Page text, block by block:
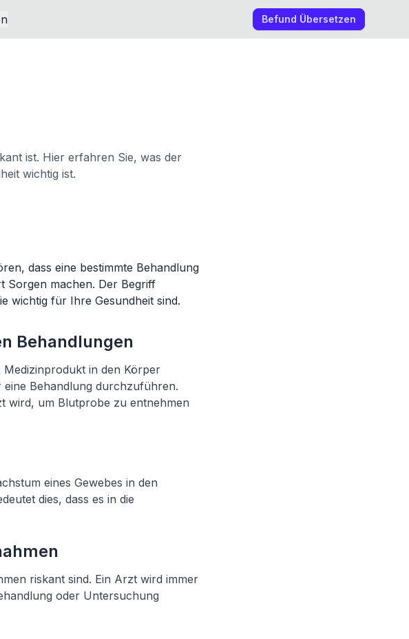
Befund Übersetzen
ist. Hier erfahren Sie, was der
wichtig ist.
dass eine bestimmte Behandlung
Sorgen machen. Der Begriff
wichtig für Ihre Gesundheit sind.
Behandlungen
in den Körper
Behandlung durchzuführen.
wird, um Blutprobe zu entnehmen
eines Gewebes in den
dies, dass es in die
riskant sind. Ein Arzt wird immer
oder Untersuchung